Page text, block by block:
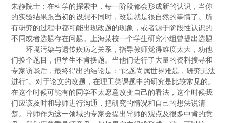
朱静院士：在科学的探索中，每一阶段都会形成新的认识，当你
的实验结果跟当初的设想不同时，改题就是很自然的事情了。所
有研究的过程中都可能出现改题的现象，或者源于阶段性认识的
不同或者选题存在问题。上海某校一个学生研究小组曾提出选题
——环境污染与遗传疾病之关系，指导教师觉得难度太大，劝他
们换个题目，但学生不肯换题。当他们进行了大量的资料搜寻和
专家访谈后，最终得出的结论是：“此题尚属世界难题，研究无法
进行”。对于论文的改题，在理工类课题中的研究是比较常见的。
在这个时候可能有的同学不太愿意改变自己的看法，这个时候我
们应该及时和导师进行沟通，把研究的情况和自己的想法说清
楚。导师作为这一领域的专家会提出导师的观点及很多中肯的意